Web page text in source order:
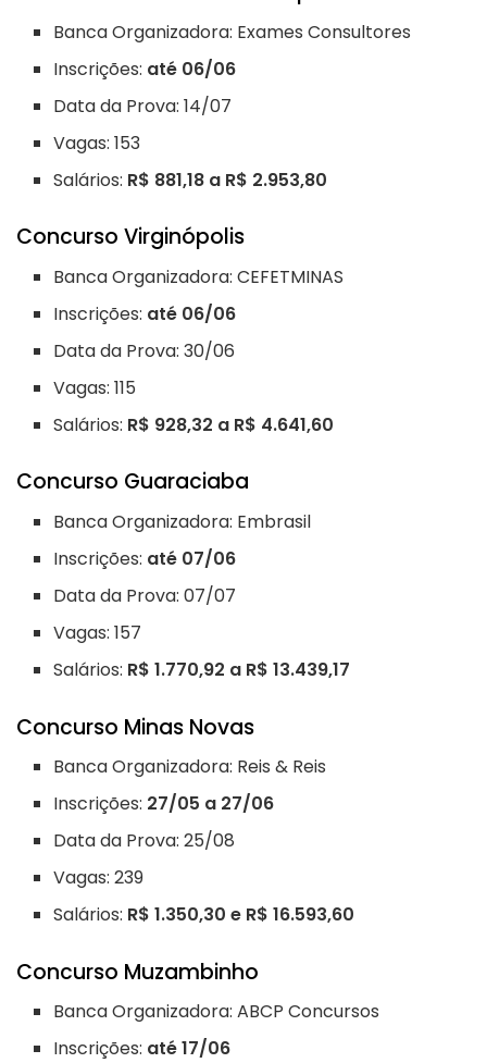
Banca Organizadora: Exames Consultores
Inscrições: até 06/06
Data da Prova: 14/07
Vagas: 153
Salários: R$ 881,18 a R$ 2.953,80
Concurso Virginópolis
Banca Organizadora: CEFETMINAS
Inscrições: até 06/06
Data da Prova: 30/06
Vagas: 115
Salários: R$ 928,32 a R$ 4.641,60
Concurso Guaraciaba
Banca Organizadora: Embrasil
Inscrições: até 07/06
Data da Prova: 07/07
Vagas: 157
Salários: R$ 1.770,92 a R$ 13.439,17
Concurso Minas Novas
Banca Organizadora: Reis & Reis
Inscrições: 27/05 a 27/06
Data da Prova: 25/08
Vagas: 239
Salários: R$ 1.350,30 e R$ 16.593,60
Concurso Muzambinho
Banca Organizadora: ABCP Concursos
Inscrições: até 17/06